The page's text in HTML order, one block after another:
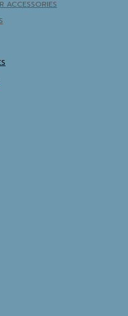
ACCESSORIES